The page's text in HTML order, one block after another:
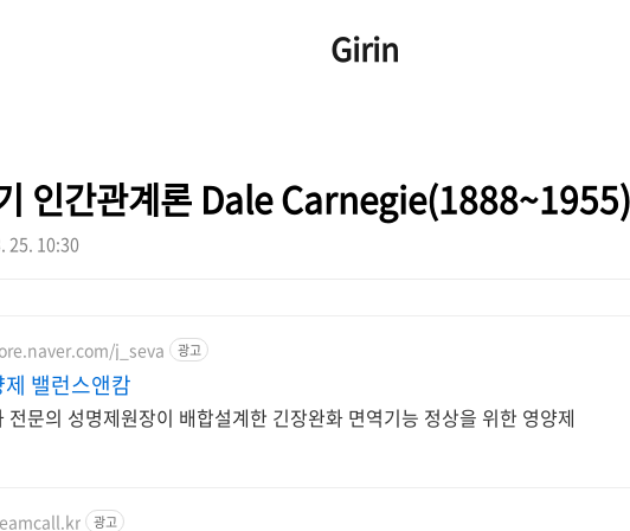
Girin
인간관계론 Dale Carnegie(1888~1955)
25. 10:30
j_seva 광고
밸런스앤캄
전문의 성명제원장이 배합설계한 긴장완화 면역기능 정상을 위한 영양제
광고